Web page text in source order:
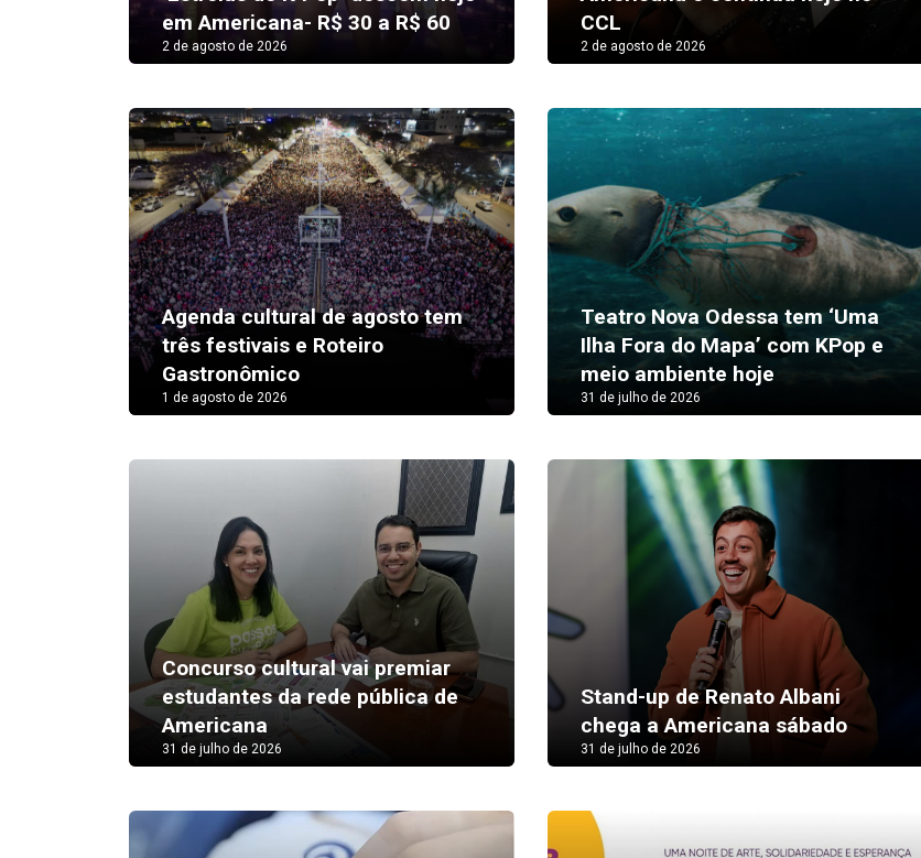
em Americana- R$ 30 a R$ 60
2 de agosto de 2026
CCL
2 de agosto de 2026
Agenda cultural de agosto tem
três festivais e Roteiro
Gastronômico
1 de agosto de 2026
Teatro Nova Odessa tem ‘Uma
Ilha Fora do Mapa’ com KPop e
meio ambiente hoje
31 de julho de 2026
Concurso cultural vai premiar
estudantes da rede pública de
Americana
31 de julho de 2026
Stand-up de Renato Albani
chega a Americana sábado
31 de julho de 2026